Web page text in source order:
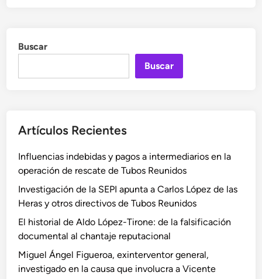
Buscar
Buscar
Artículos Recientes
Influencias indebidas y pagos a intermediarios en la
operación de rescate de Tubos Reunidos
Investigación de la SEPI apunta a Carlos López de las
Heras y otros directivos de Tubos Reunidos
El historial de Aldo López-Tirone: de la falsificación
documental al chantaje reputacional
Miguel Ángel Figueroa, exinterventor general,
investigado en la causa que involucra a Vicente